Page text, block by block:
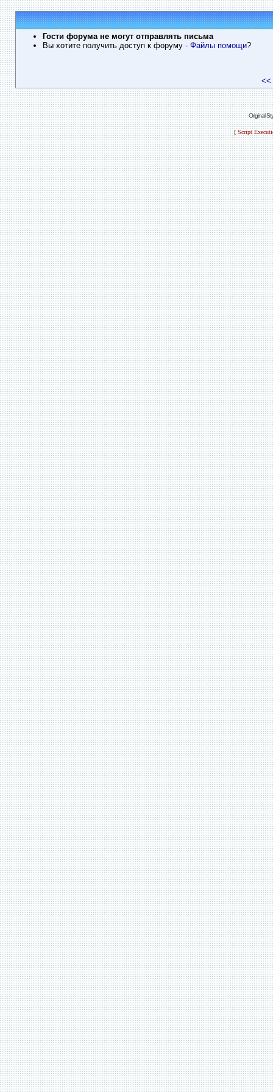
Гости форума не могут отправлять письма
Вы хотите получить доступ к форуму - Файлы помощи?
<<
Original
[ Script